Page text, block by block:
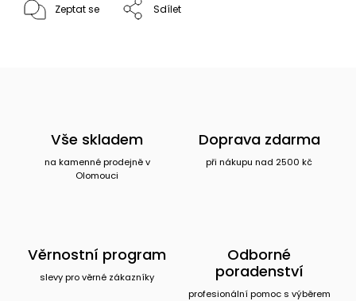
Zeptat se Sdílet
Vše skladem
na kamenné prodejně v
Olomouci
Doprava zdarma
při nákupu nad 2500 kč
Věrnostní program
slevy pro věrné zákazníky
Odborné
poradenství
profesionální pomoc s výběrem